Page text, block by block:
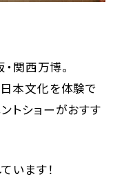
関西万博。
本文化を体験で
トショーがおすす
います！